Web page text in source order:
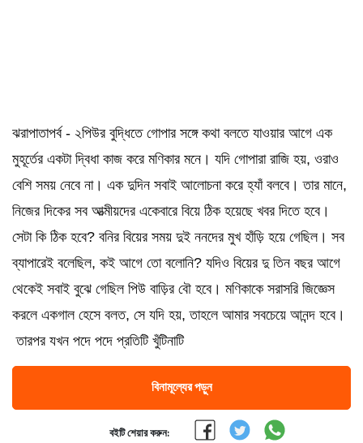
ঝরাপাতাপর্ব - ২পিউর বুদ্ধিতে গোপার সঙ্গে কথা বলতে যাওয়ার আগে এক
মুহূর্তের একটা দ্বিধা কাজ করে মণিকার মনে। যদি গোপারা রাজি হয়, ওরাও
বেশি সময় নেবে না। এক দুদিন সবাই আলোচনা করে হ্যাঁ বলবে। তার মানে,
নিজের দিকের সব আত্মীয়দের একেবারে বিয়ে ঠিক হয়েছে খবর দিতে হবে।
সেটা কি ঠিক হবে? বনির বিয়ের সময় দুই ননদের মুখ হাঁড়ি হয়ে গেছিল। সব
ব্যাপারেই বলেছিল, কই আগে তো বলোনি? যদিও বিয়ের দু তিন বছর আগে
থেকেই সবাই বুঝে গেছিল পিউ বাড়ির বৌ হবে। মণিকাকে সরাসরি জিজ্ঞেস
করলে একগাল হেসে বলত, সে যদি হয়, তাহলে আমার সবচেয়ে আনন্দ হবে।
তারপর যখন পদে পদে প্রতিটি খুঁটিনাটি
বিনামূল্যের পড়ুন
বইটি শেয়ার করুন: